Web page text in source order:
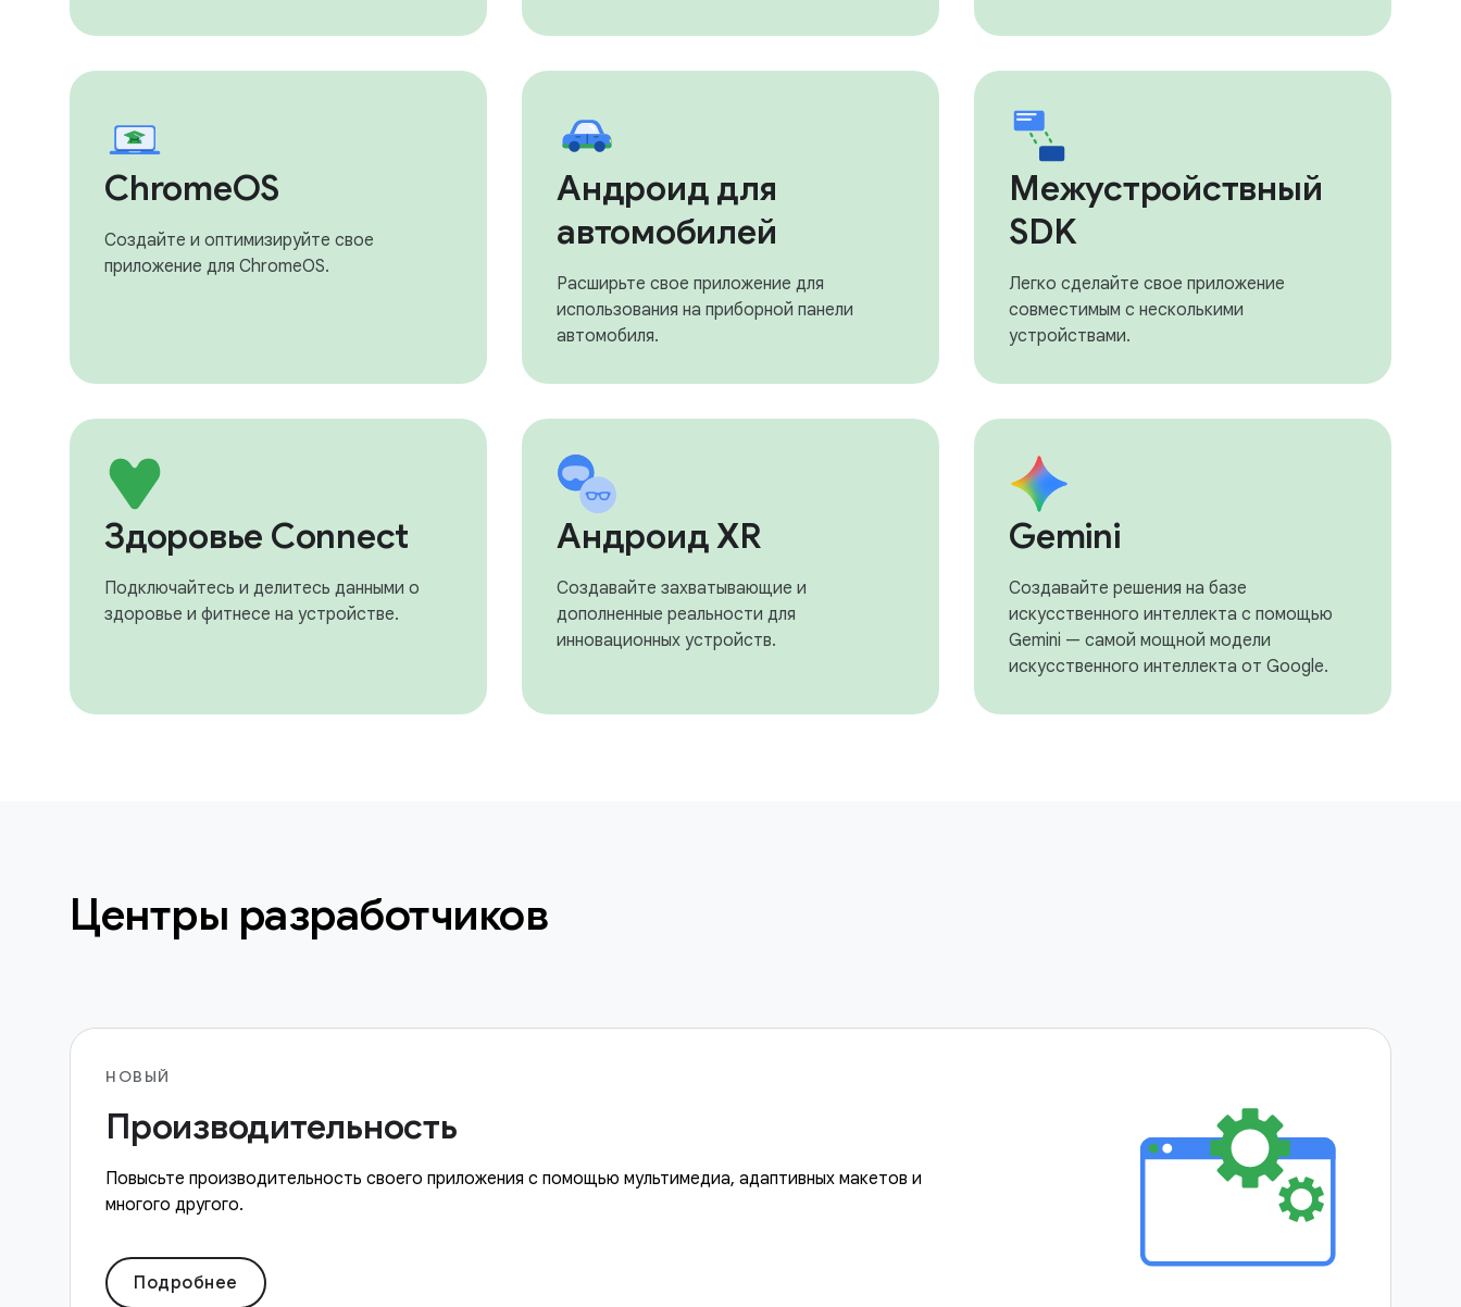
ChromeOS
Создайте и оптимизируйте свое
приложение для ChromeOS.
Андроид для
автомобилей
Расширьте свое приложение для
использования на приборной панели
автомобиля.
Межустройствный
SDK
Легко сделайте свое приложение
совместимым с несколькими
устройствами.
Здоровье Connect
Подключайтесь и делитесь данными о
здоровье и фитнесе на устройстве.
Андроид XR
Создавайте захватывающие и
дополненные реальности для
инновационных устройств.
Gemini
Создавайте решения на базе
искусственного интеллекта с помощью
Gemini — самой мощной модели
искусственного интеллекта от Google.
Центры разработчиков
НОВЫЙ
Производительность
Повысьте производительность своего приложения с помощью мультимедиа, адаптивных макетов и
многого другого.
Подробнее